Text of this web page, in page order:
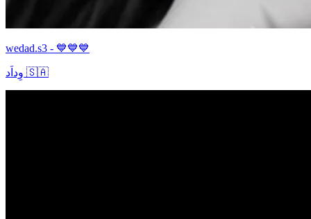
wedad.s3 - 💙💙💙
وِداَد 🇸🇦